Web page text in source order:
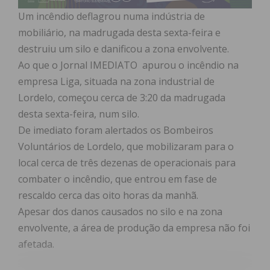
Um incêndio deflagrou numa indústria de
mobiliário, na madrugada desta sexta-feira e
destruiu um silo e danificou a zona envolvente.
Ao que o Jornal IMEDIATO apurou o incêndio na
empresa Liga, situada na zona industrial de
Lordelo, começou cerca de 3:20 da madrugada
desta sexta-feira, num silo.
De imediato foram alertados os Bombeiros
Voluntários de Lordelo, que mobilizaram para o
local cerca de três dezenas de operacionais para
combater o incêndio, que entrou em fase de
rescaldo cerca das oito horas da manhã.
Apesar dos danos causados no silo e na zona
envolvente, a área de produção da empresa não foi
afetada.